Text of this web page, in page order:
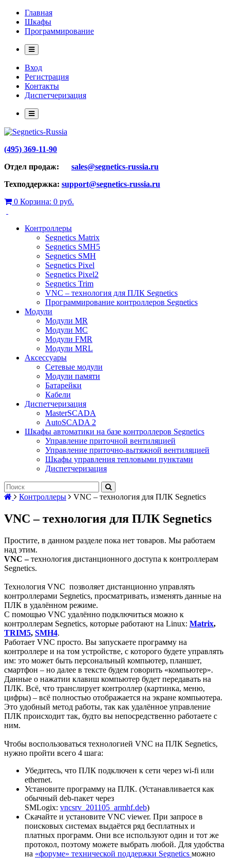
Главная
Шкафы
Программирование
Вход
Регистрация
Контакты
Диспетчеризация
(495) 369-11-90
Отдел продаж: sales@segnetics-russia.ru
Техподдержка: support@segnetics-russia.ru
0 Корзина: 0 руб.
Контроллеры
Segnetics Matrix
Segnetics SMH5
Segnetics SMH
Segnetics Pixel
Segnetics Pixel2
Segnetics Trim
VNC – технология для ПЛК Segnetics
Программирование контроллеров Segnetics
Модули
Модули MR
Модули MC
Модули FMR
Модули MRL
Аксеcсуары
Сетевые модули
Модули памяти
Батарейки
Кабели
Диспетчеризация
MasterSCADA
AutoSCADA 2
Шкафы автоматики на базе контроллеров Segnetics
Управление приточной вентиляцией
Управление приточно-вытяжной вентиляцией
Шкафы управления тепловыми пунктами
Диспетчеризация
Контроллеры VNC – технология для ПЛК Segnetics
VNC – технология для ПЛК Segnetics
Простите, в данном разделе пока нет товаров. Мы работаем
над этим.
VNC –технология дистанционного доступа к контроллерам
Segnetics.
Технология VNC позволяет дистанционно управлять
контроллерами Segnetics, просматривать, изменять данные на
ПЛК в удалённом режиме.
С помощью VNC удалённо подключиться можно к
контроллерам Segnetics, которые работают на Linux: Matrix,
TRIM5, SMH4.
Работает VNC просто. Вы запускаете программу на
контроллере и на том устройстве, с которого будете управлять
им: это может быть персональный компьютер, планшет,
смартфон – но далее в тексте будем говорить «компьютер».
Данные о нажатии клавиш компьютер будет передавать на
ПЛК. Всё, что транслирует контроллер (картинка, меню,
цифры) – всё полностью отображается на экране компьютера.
Это удобный метод работы, так как удалённое управление
ПЛК происходит так, будто вы непосредственно работаете с
ним.
Чтобы воспользоваться технологией VNC на ПЛК Segnetics,
нужно пройти всего 4 шага:
Убедитесь, что ПЛК подключен к сети через wi-fi или
ethernet.
Установите программу на ПЛК. (Устанавливается как
обычный deb-пакет через
SMLogix: vncsrv_201105_armhf.deb)
Скачайте и установите VNC viewer. При запросе в
поисковых системах выдаётся ряд бесплатных и
платных программ. Они все используют один и тот же
протокол, поэтому можете выбрать любой. Для удобства
на «форуме» технической поддержки Segnetics можно